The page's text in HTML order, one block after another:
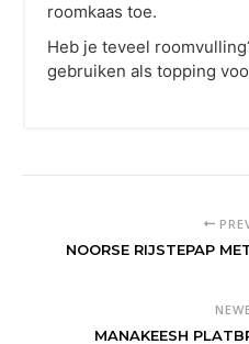
roomkaas toe.
Heb je teveel
gebruiken als topping
NOORSE RIJSTEPAP
MANAKEESH